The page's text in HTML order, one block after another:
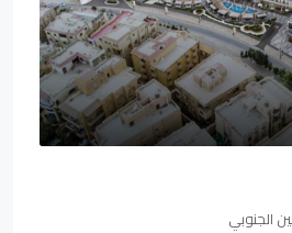
الجنوبي